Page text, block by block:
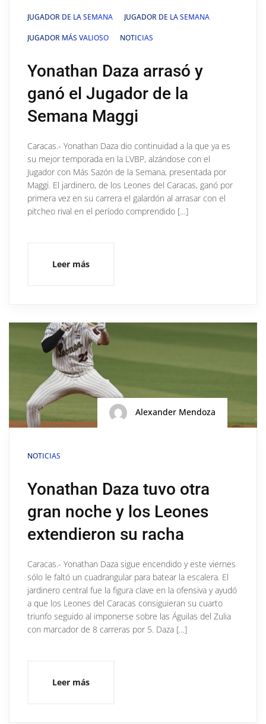
JUGADOR DE LA SEMANA JUGADOR DE LA SEMANA
JUGADOR MÁS VALIOSO NOTICIAS
Yonathan Daza arrasó y
ganó el Jugador de la
Semana Maggi
Caracas.- Yonathan Daza dio continuidad a la que ya es
su mejor temporada en la LVBP, alzándose con el
Jugador con Más Sazón de la Semana, presentada por
Maggi. El jardinero, de los Leones del Caracas, ganó por
primera vez en su carrera el galardón al arrasar con el
pitcheo rival en el período comprendido […]
Leer más
Alexander Mendoza
NOTICIAS
Yonathan Daza tuvo otra
gran noche y los Leones
extendieron su racha
Caracas.- Yonathan Daza sigue encendido y este viernes
sólo le faltó un cuadrangular para batear la escalera. El
jardinero central fue la figura clave en la ofensiva y ayudó
a que los Leones del Caracas consiguieran su cuarto
triunfo seguido al imponerse sobre las Águilas del Zulia
con marcador de 8 carreras por 5. Daza […]
Leer más